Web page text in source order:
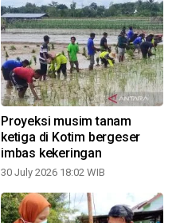
Proyeksi musim tanam
ketiga di Kotim bergeser
imbas kekeringan
30 July 2026 18:02 WIB